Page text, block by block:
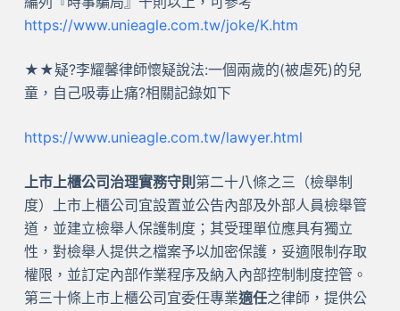
https://www.unieagle.com.tw/joke/K.htm
★★疑?李耀馨律師懷疑說法:一個兩歲的(被虐死)的兒
童，自己吸毒止痛?相關記錄如下
https://www.unieagle.com.tw/lawyer.html
上市上櫃公司治理實務守則 第二十八條之三（檢舉制
度）上市上櫃公司宜設置並公告內部及外部人員檢舉管
道，並建立檢舉人保護制度；其受理單位應具有獨立
性，對檢舉人提供之檔案予以加密保護，妥適限制存取
權限，並訂定內部作業程序及納入內部控制制度控管。
第三十條上市上櫃公司宜委任專業適任之律師，提供公